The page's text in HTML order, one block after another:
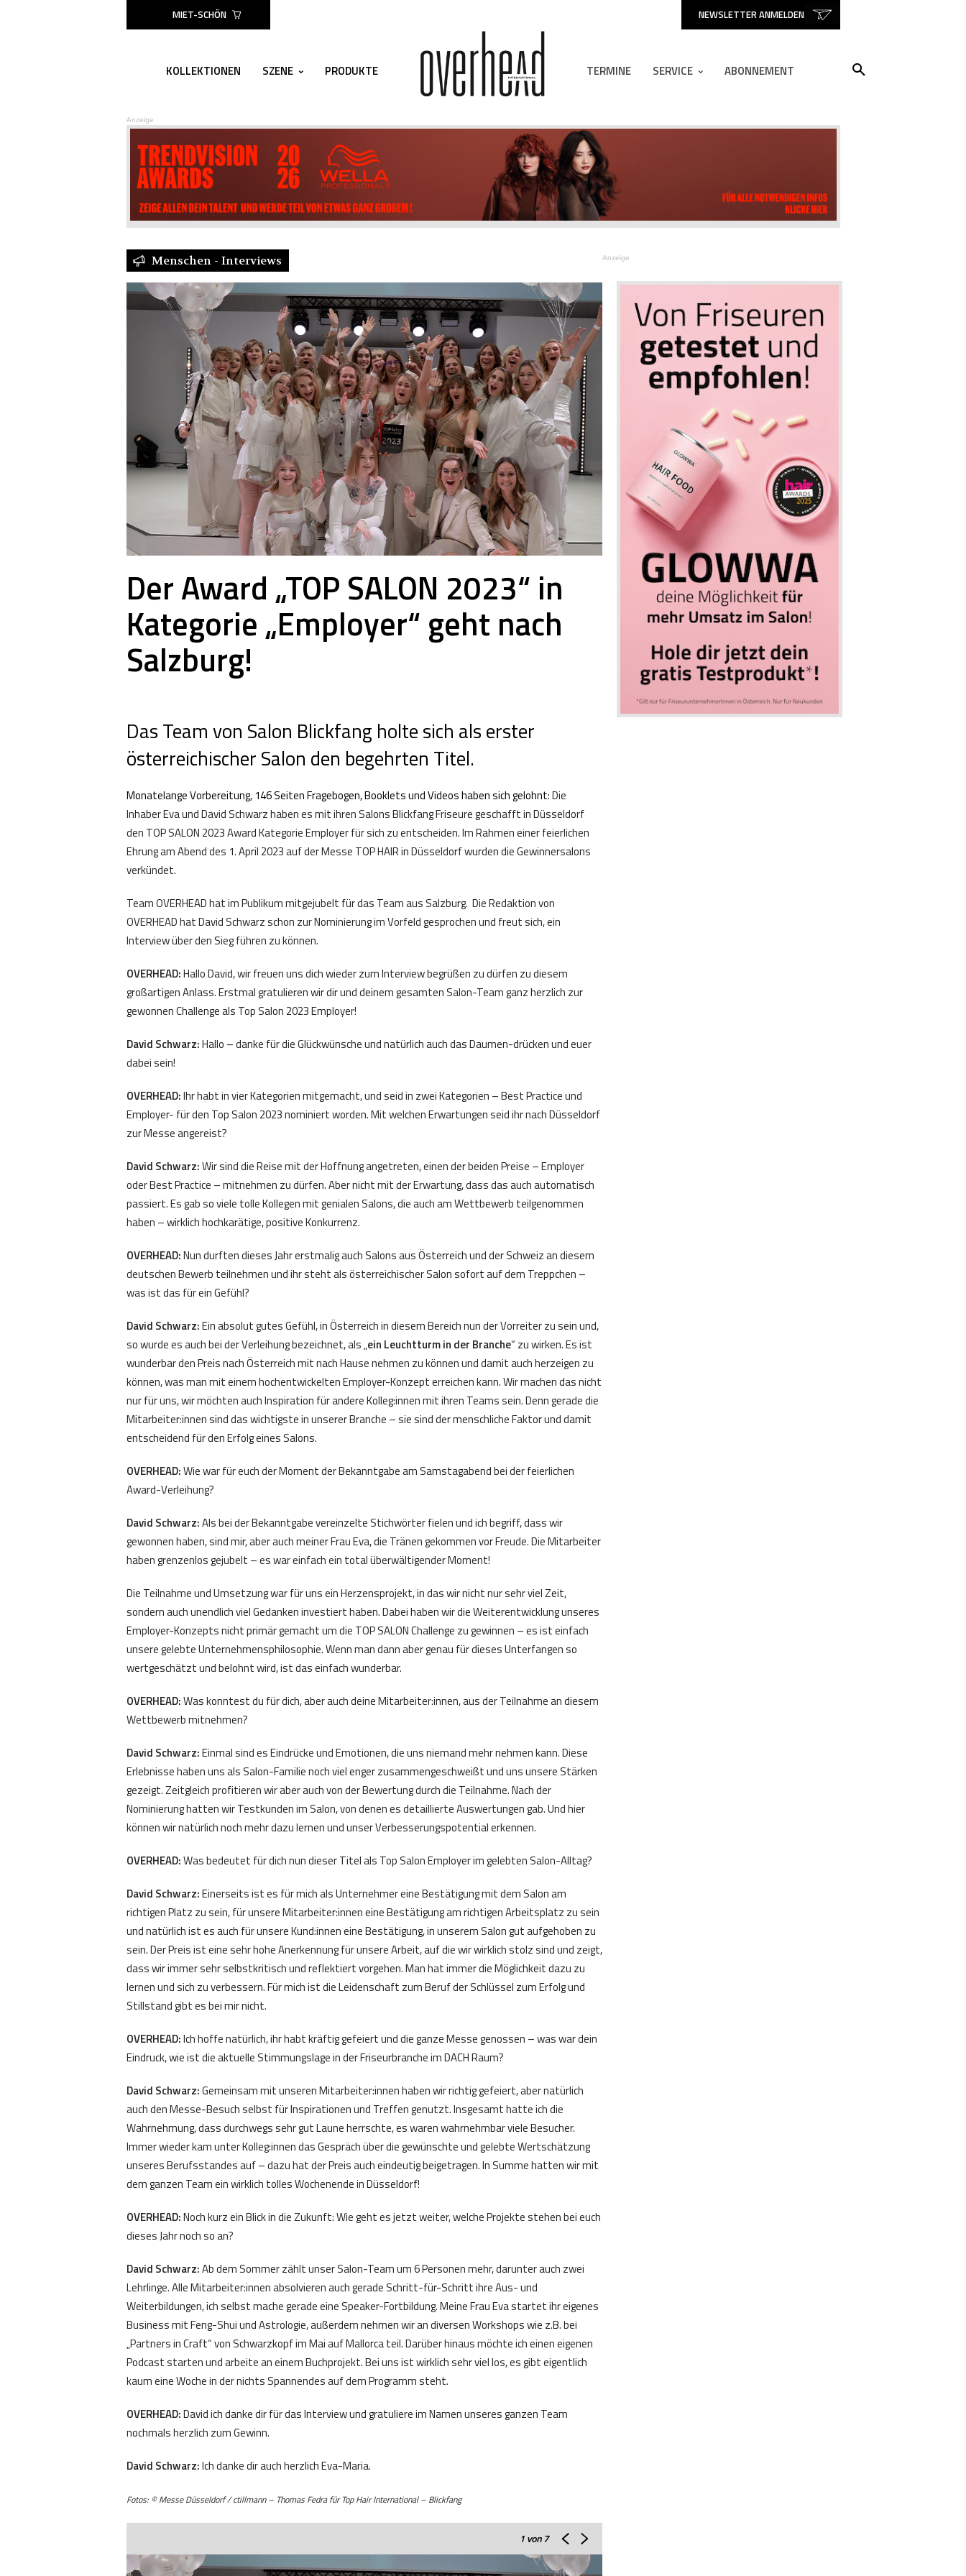
NEWSLETTER ANMELDEN
MIET-SCHÖN
KOLLEKTIONEN SZENE PRODUKTE TERMINE SERVICE ABONNEMENT
Anzeige
Menschen - Interviews
Der Award „TOP SALON 2023“ in
Kategorie „Employer“ geht nach
Salzburg!
Das Team von Salon Blickfang holte sich als erster
österreichischer Salon den begehrten Titel.
Monatelange Vorbereitung, 146 Seiten Fragebogen, Booklets und Videos haben sich gelohnt:Die
Inhaber Eva und David Schwarz haben es mit ihren Salons Blickfang Friseure geschafft in Düsseldorf
den TOP SALON 2023 Award Kategorie Employer für sich zu entscheiden. Im Rahmen einer feierlichen
Ehrung am Abend des 1. April 2023 auf der Messe TOP HAIR in Düsseldorf wurden die Gewinnersalons
verkündet.
Team OVERHEAD hat im Publikum mitgejubelt für das Team aus Salzburg. Die Redaktion von
OVERHEAD hat David Schwarz schon zur Nominierung im Vorfeld gesprochen und freut sich, ein
Interview über den Sieg führen zu können.
OVERHEAD:Hallo David, wir freuen uns dich wieder zum Interview begrüßen zu dürfen zu diesem
großartigen Anlass. Erstmal gratulieren wir dir und deinem gesamten Salon-Team ganz herzlich zur
gewonnen Challenge als Top Salon 2023 Employer!
David Schwarz:Hallo – danke für die Glückwünsche und natürlich auch das Daumen-drücken und euer
dabei sein!
OVERHEAD:Ihr habt in vier Kategorien mitgemacht, und seid in zwei Kategorien – Best Practice und
Employer- für den Top Salon 2023 nominiert worden. Mit welchen Erwartungen seid ihr nach Düsseldorf
zur Messe angereist?
David Schwarz:Wir sind die Reise mit der Hoffnung angetreten, einen der beiden Preise – Employer
oder Best Practice – mitnehmen zu dürfen. Aber nicht mit der Erwartung, dass das auch automatisch
passiert. Es gab so viele tolle Kollegen mit genialen Salons, die auch am Wettbewerb teilgenommen
haben – wirklich hochkarätige, positive Konkurrenz.
OVERHEAD:Nun durften dieses Jahr erstmalig auch Salons aus Österreich und der Schweiz an diesem
deutschen Bewerb teilnehmen und ihr steht als österreichischer Salon sofort auf dem Treppchen –
was ist das für ein Gefühl?
David Schwarz:Ein absolut gutes Gefühl, in Österreich in diesem Bereich nun der Vorreiter zu sein und,
so wurde es auch bei der Verleihung bezeichnet, als „ein Leuchtturm in der Branche“ zu wirken. Es ist
wunderbar den Preis nach Österreich mit nach Hause nehmen zu können und damit auch herzeigen zu
können, was man mit einem hochentwickelten Employer-Konzept erreichen kann. Wir machen das nicht
nur für uns, wir möchten auch Inspiration für andere Kolleg:innen mit ihren Teams sein. Denn gerade die
Mitarbeiter:innen sind das wichtigste in unserer Branche – sie sind der menschliche Faktor und damit
entscheidend für den Erfolg eines Salons.
OVERHEAD:Wie war für euch der Moment der Bekanntgabe am Samstagabend bei der feierlichen
Award-Verleihung?
David Schwarz:Als bei der Bekanntgabe vereinzelte Stichwörter fielen und ich begriff, dass wir
gewonnen haben, sind mir, aber auch meiner Frau Eva, die Tränen gekommen vor Freude. Die Mitarbeiter
haben grenzenlos gejubelt – es war einfach ein total überwältigender Moment!
Die Teilnahme und Umsetzung war für uns ein Herzensprojekt, in das wir nicht nur sehr viel Zeit,
sondern auch unendlich viel Gedanken investiert haben. Dabei haben wir die Weiterentwicklung unseres
Employer-Konzepts nicht primär gemacht um die TOP SALON Challenge zu gewinnen – es ist einfach
unsere gelebte Unternehmensphilosophie. Wenn man dann aber genau für dieses Unterfangen so
wertgeschätzt und belohnt wird, ist das einfach wunderbar.
OVERHEAD:Was konntest du für dich, aber auch deine Mitarbeiter:innen, aus der Teilnahme an diesem
Wettbewerb mitnehmen?
David Schwarz:Einmal sind es Eindrücke und Emotionen, die uns niemand mehr nehmen kann. Diese
Erlebnisse haben uns als Salon-Familie noch viel enger zusammengeschweißt und uns unsere Stärken
gezeigt. Zeitgleich profitieren wir aber auch von der Bewertung durch die Teilnahme. Nach der
Nominierung hatten wir Testkunden im Salon, von denen es detaillierte Auswertungen gab. Und hier
können wir natürlich noch mehr dazu lernen und unser Verbesserungspotential erkennen.
OVERHEAD:Was bedeutet für dich nun dieser Titel als Top Salon Employer im gelebten Salon-Alltag?
David Schwarz:Einerseits ist es für mich als Unternehmer eine Bestätigung mit dem Salon am
richtigen Platz zu sein, für unsere Mitarbeiter:innen eine Bestätigung am richtigen Arbeitsplatz zu sein
und natürlich ist es auch für unsere Kund:innen eine Bestätigung, in unserem Salon gut aufgehoben zu
sein. Der Preis ist eine sehr hohe Anerkennung für unsere Arbeit, auf die wir wirklich stolz sind und zeigt,
dass wir immer sehr selbstkritisch und reflektiert vorgehen. Man hat immer die Möglichkeit dazu zu
lernen und sich zu verbessern. Für mich ist die Leidenschaft zum Beruf der Schlüssel zum Erfolg und
Stillstand gibt es bei mir nicht.
OVERHEAD:Ich hoffe natürlich, ihr habt kräftig gefeiert und die ganze Messe genossen – was war dein
Eindruck, wie ist die aktuelle Stimmungslage in der Friseurbranche im DACH Raum?
David Schwarz:Gemeinsam mit unseren Mitarbeiter:innen haben wir richtig gefeiert, aber natürlich
auch den Messe-Besuch selbst für Inspirationen und Treffen genutzt. Insgesamt hatte ich die
Wahrnehmung, dass durchwegs sehr gut Laune herrschte, es waren wahrnehmbar viele Besucher.
Immer wieder kam unter Kolleg:innen das Gespräch über die gewünschte und gelebte Wertschätzung
unseres Berufsstandes auf – dazu hat der Preis auch eindeutig beigetragen. In Summe hatten wir mit
dem ganzen Team ein wirklich tolles Wochenende in Düsseldorf!
OVERHEAD:Noch kurz ein Blick in die Zukunft: Wie geht es jetzt weiter, welche Projekte stehen bei euch
dieses Jahr noch so an?
David Schwarz:Ab dem Sommer zählt unser Salon-Team um 6 Personen mehr, darunter auch zwei
Lehrlinge. Alle Mitarbeiter:innen absolvieren auch gerade Schritt-für-Schritt ihre Aus- und
Weiterbildungen, ich selbst mache gerade eine Speaker-Fortbildung. Meine Frau Eva startet ihr eigenes
Business mit Feng-Shui und Astrologie, außerdem nehmen wir an diversen Workshops wie z.B. bei
„Partners in Craft“ von Schwarzkopf im Mai auf Mallorca teil. Darüber hinaus möchte ich einen eigenen
Podcast starten und arbeite an einem Buchprojekt. Bei uns ist wirklich sehr viel los, es gibt eigentlich
kaum eine Woche in der nichts Spannendes auf dem Programm steht.
OVERHEAD:David ich danke dir für das Interview und gratuliere im Namen unseres ganzen Team
nochmals herzlich zum Gewinn.
David Schwarz:Ich danke dir auch herzlich Eva-Maria.
Fotos: © Messe Düsseldorf / ctillmann – Thomas Fedra für Top Hair International – Blickfang
1von 7
Anzeige